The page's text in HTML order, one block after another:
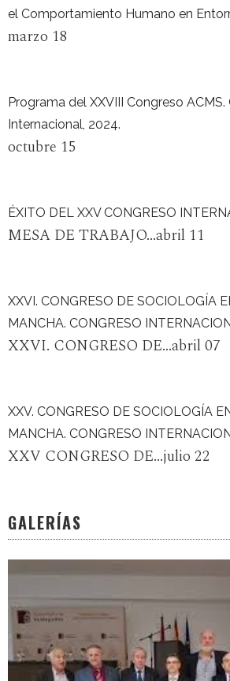
el Comportamiento Humano en
marzo 18
Programa del XXVIII Congreso ACMS.
Internacional, 2024.
octubre 15
ÉXITO DEL XXV CONGRESO
MESA DE TRABAJO...abril 11
XXVI. CONGRESO DE SOCIOLOGÍA
MANCHA. CONGRESO
XXVI. CONGRESO DE...abril 07
XXV. CONGRESO DE SOCIOLOGÍA
MANCHA. CONGRESO
XXV CONGRESO DE...julio 22
GALERÍAS